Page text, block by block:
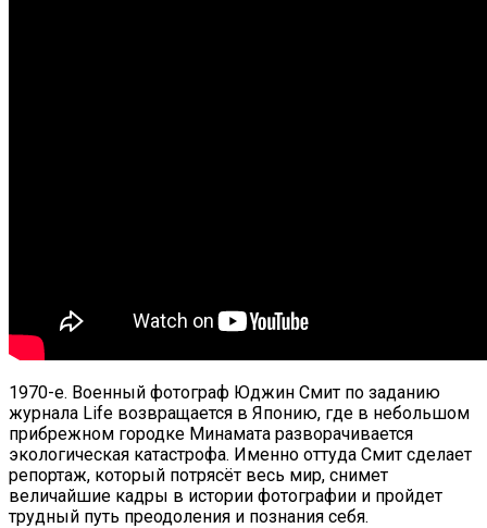
1970-е. Военный фотограф Юджин Смит по заданию
журнала Life возвращается в Японию, где в небольшом
прибрежном городке Минамата разворачивается
экологическая катастрофа. Именно оттуда Смит сделает
репортаж, который потрясёт весь мир, снимет
величайшие кадры в истории фотографии и пройдет
трудный путь преодоления и познания себя.